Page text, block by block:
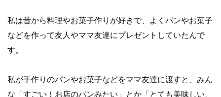
私は昔から料理やお菓子作りが好きで、よくパンやお菓子
などを作って友人やママ友達にプレゼントしていたんで
す。
私が手作りのパンやお菓子などをママ友達に渡すと、みん
な「すごい！お店のパンみたい」とか「とても美味しい、